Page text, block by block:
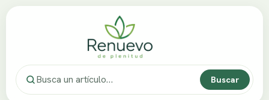
Buscar